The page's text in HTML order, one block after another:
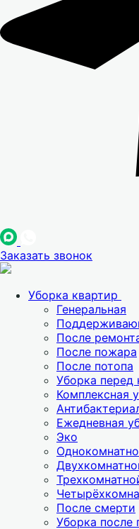
Заказать звонок
Уборка квартир
Генеральная
После
После пожара
После потопа
Уборка
Комплексная
Ежедневная
Эко
После смерти
Уборка после